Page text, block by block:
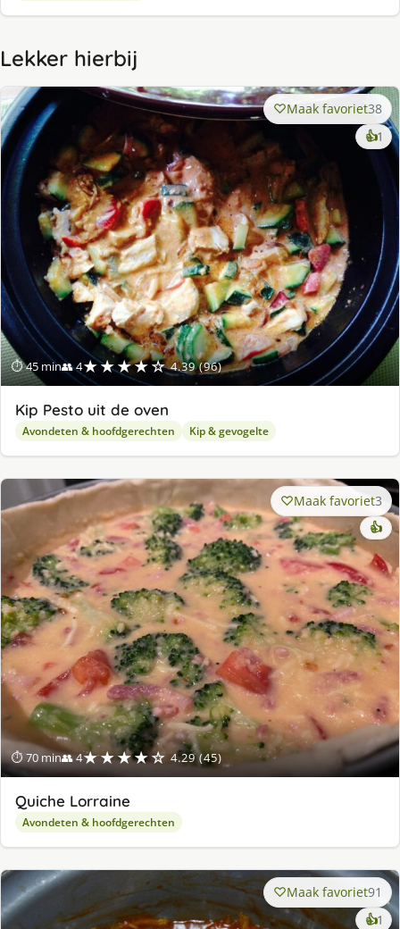
Lekker hierbij
⏱ 45 min👥 4★★★★☆ 4.39 (96)
Maak favoriet38
👍1
Kip Pesto uit de oven
Avondeten & hoofdgerechten Kip & gevogelte
⏱ 70 min👥 4★★★★☆ 4.29 (45)
Maak favoriet3
👍
Quiche Lorraine
Avondeten & hoofdgerechten
Maak favoriet91
👍1